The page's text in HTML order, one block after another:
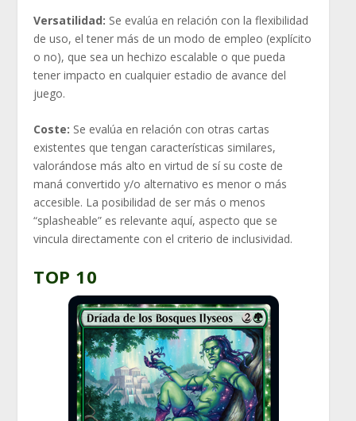
Versatilidad: Se evalúa en relación con la flexibilidad
de uso, el tener más de un modo de empleo (explícito
o no), que sea un hechizo escalable o que pueda
tener impacto en cualquier estadio de avance del
juego.
Coste: Se evalúa en relación con otras cartas
existentes que tengan características similares,
valorándose más alto en virtud de sí su coste de
maná convertido y/o alternativo es menor o más
accesible. La posibilidad de ser más o menos
“splasheable” es relevante aquí, aspecto que se
vincula directamente con el criterio de inclusividad.
TOP 10